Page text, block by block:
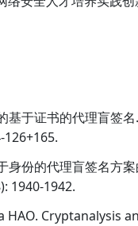
基于证书的代理盲签名.
126+165.
身份的代理盲签名方
1940-1942.
HAO. Cryptanalysis